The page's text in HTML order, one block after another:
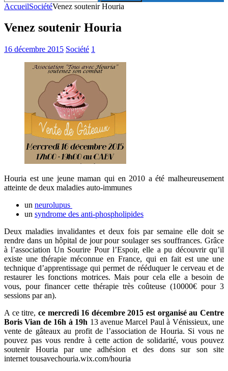
AccueilSociétéVenez soutenir Houria
Venez soutenir Houria
16 décembre 2015 Société 1
Houria est une jeune maman qui en 2010 a été malheureusement
atteinte de deux maladies auto-immunes
un neurolupus
un syndrome des anti-phospholipides
Deux maladies invalidantes et deux fois par semaine elle doit se
rendre dans un hôpital de jour pour soulager ses souffrances. Grâce
à l’association Un Sourire Pour l’Espoir,elle a pu découvrir qu’il
existe une thérapie méconnue en France, qui en fait est une une
technique d’apprentissage qui permet de rééduquer le cerveau et de
restaurer les fonctions motrices. Mais pour cela elle a besoin de
vous, pour financer cette thérapie très coûteuse (10000€ pour 3
sessions par an).
A ce titre, ce mercredi 16 décembre 2015 est organisé au Centre
Boris Vian de 16h à 19h 13 avenue Marcel Paul à Vénissieux, une
vente de gâteaux au profit de l’association de Houria. Si vous ne
pouvez pas vous rendre à cette action de solidarité, vous pouvez
soutenir Houria par une adhésion et des dons sur son site
internet tousavechouria.wix.com/houria